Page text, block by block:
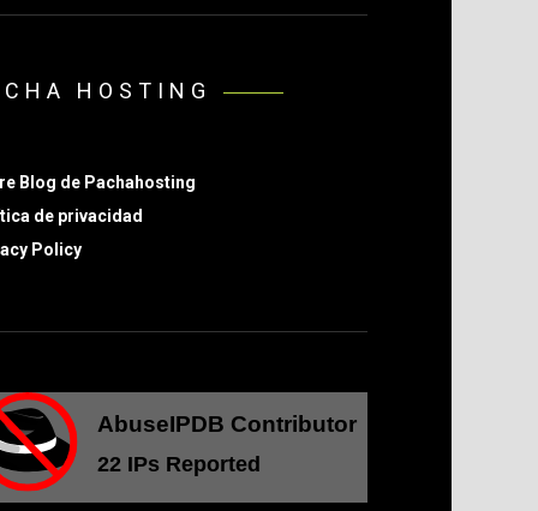
HOSTING
Blog de Pachahosting
de privacidad
Policy